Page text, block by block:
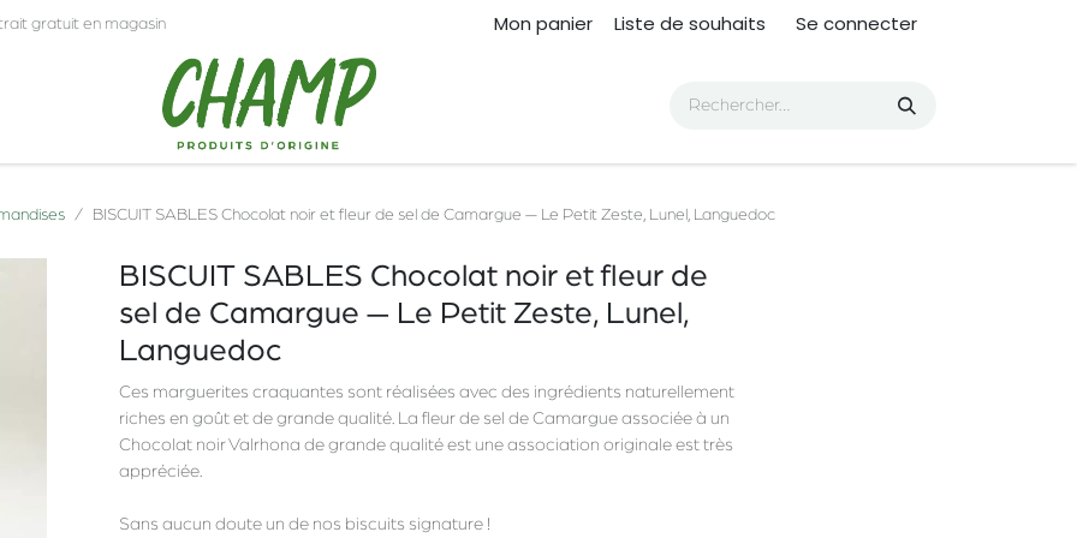
gratuit en magasin Mon panier Liste de souhaits Se connecter
BISCUIT SABLES Chocolat noir et fleur de sel de Camargue — Le Petit Zeste, Lunel, Languedoc
BISCUIT SABLES Chocolat noir et fleur de
sel de Camargue — Le Petit Zeste, Lunel,
Languedoc
Ces marguerites craquantes sont réalisées avec des ingrédients naturellement
riches en goût et de grande qualité. La fleur de sel de Camargue associée à un
Chocolat noir Valrhona de grande qualité est une association originale est très
appréciée.
Sans aucun doute un de nos biscuits signature !